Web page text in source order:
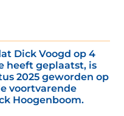
Dick Voogd op 4
heeft geplaatst, is
2025 geworden op
voortvarende
Hoogenboom.